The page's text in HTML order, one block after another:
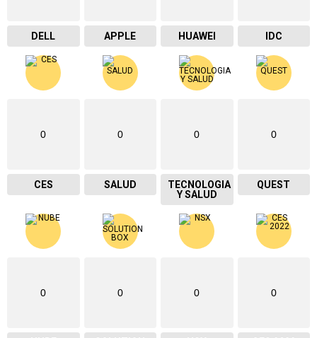
DELL APPLE HUAWEI IDC
0
CES
0
SALUD
0
TECNOLOGIA
Y SALUD
0
QUEST
0 0 0 0